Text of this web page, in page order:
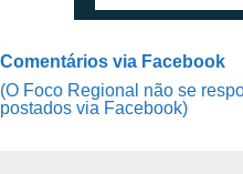
Comentários via Facebook
(O Foco Regional não se
postados via Facebook)